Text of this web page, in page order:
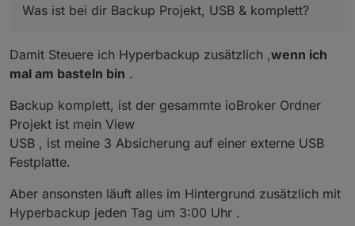
Was ist bei dir Backup Projekt, USB & komplett?
Damit Steuere ich Hyperbackup zusätzlich ,wenn ich
mal am basteln bin .
Backup komplett, ist der gesammte ioBroker Ordner
Projekt ist mein View
USB , ist meine 3 Absicherung auf einer externe USB
Festplatte.
Aber ansonsten läuft alles im Hintergrund zusätzlich mit
Hyperbackup jeden Tag um 3:00 Uhr .